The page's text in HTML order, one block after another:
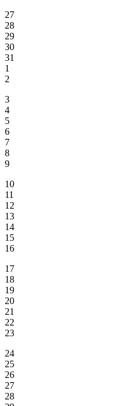
27
28
29
30
31
1
2
3
4
5
6
7
8
9
10
11
12
13
14
15
16
17
18
19
20
21
22
23
24
25
26
27
28